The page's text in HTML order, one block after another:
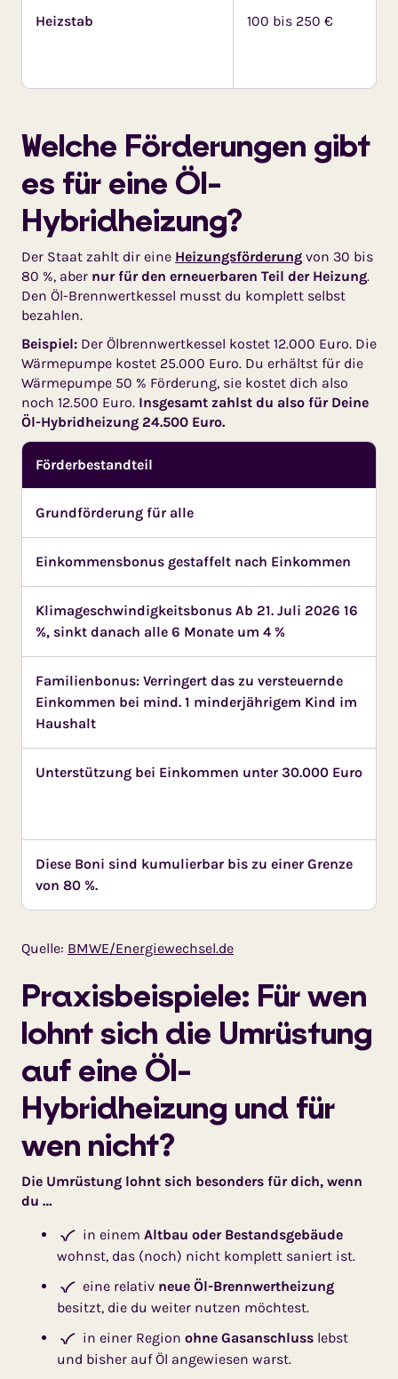
Heizstab 100 bis 250 €
Welche Förderungen gibt
es für eine Öl-
Hybridheizung?
Der Staat zahlt dir eine Heizungsförderung von 30 bis
80 %, aber nur für den erneuerbaren Teil der Heizung.
Den Öl-Brennwertkessel musst du komplett selbst
bezahlen.
Beispiel: Der Ölbrennwertkessel kostet 12.000 Euro. Die
Wärmepumpe kostet 25.000 Euro. Du erhältst für die
Wärmepumpe 50 % Förderung, sie kostet dich also
noch 12.500 Euro. Insgesamt zahlst du also für Deine
Öl-Hybridheizung 24.500 Euro.
Förderbestandteil
Grundförderung für alle
Einkommensbonus gestaffelt nach Einkommen
Klimageschwindigkeitsbonus Ab 21. Juli 2026 16
%, sinkt danach alle 6 Monate um 4 %
Familienbonus: Verringert das zu versteuernde
Einkommen bei mind. 1 minderjährigem Kind im
Haushalt
Unterstützung bei Einkommen unter 30.000 Euro
Diese Boni sind kumulierbar bis zu einer Grenze
von 80 %.
Quelle: BMWE/Energiewechsel.de
Praxisbeispiele: Für wen
lohnt sich die Umrüstung
auf eine Öl-
Hybridheizung und für
wen nicht?
Die Umrüstung lohnt sich besonders für dich, wenn
du …
in einem Altbau oder Bestandsgebäude
wohnst, das (noch) nicht komplett saniert ist.
eine relativ neue Öl-Brennwertheizung
besitzt, die du weiter nutzen möchtest.
in einer Region ohne Gasanschlusslebst
und bisher auf Öl angewiesen warst.